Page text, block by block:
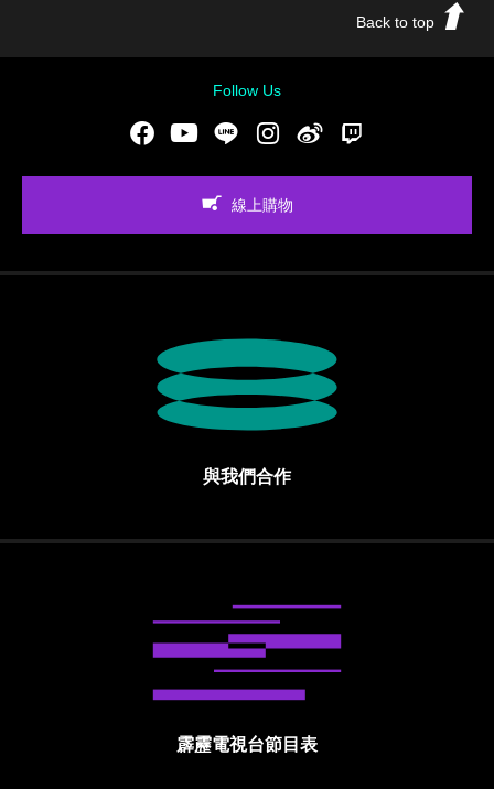
Back to top
Follow Us
FacebookYoutubeLINE Instgram新浪微博
線上購物
與我們合作
霹靂電視台節目表